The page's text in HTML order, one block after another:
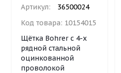
Артикул:
36500024
Код товара: 10154015
Щётка Bohrer с 4-х
рядной стальной
оцинкованной
проволокой